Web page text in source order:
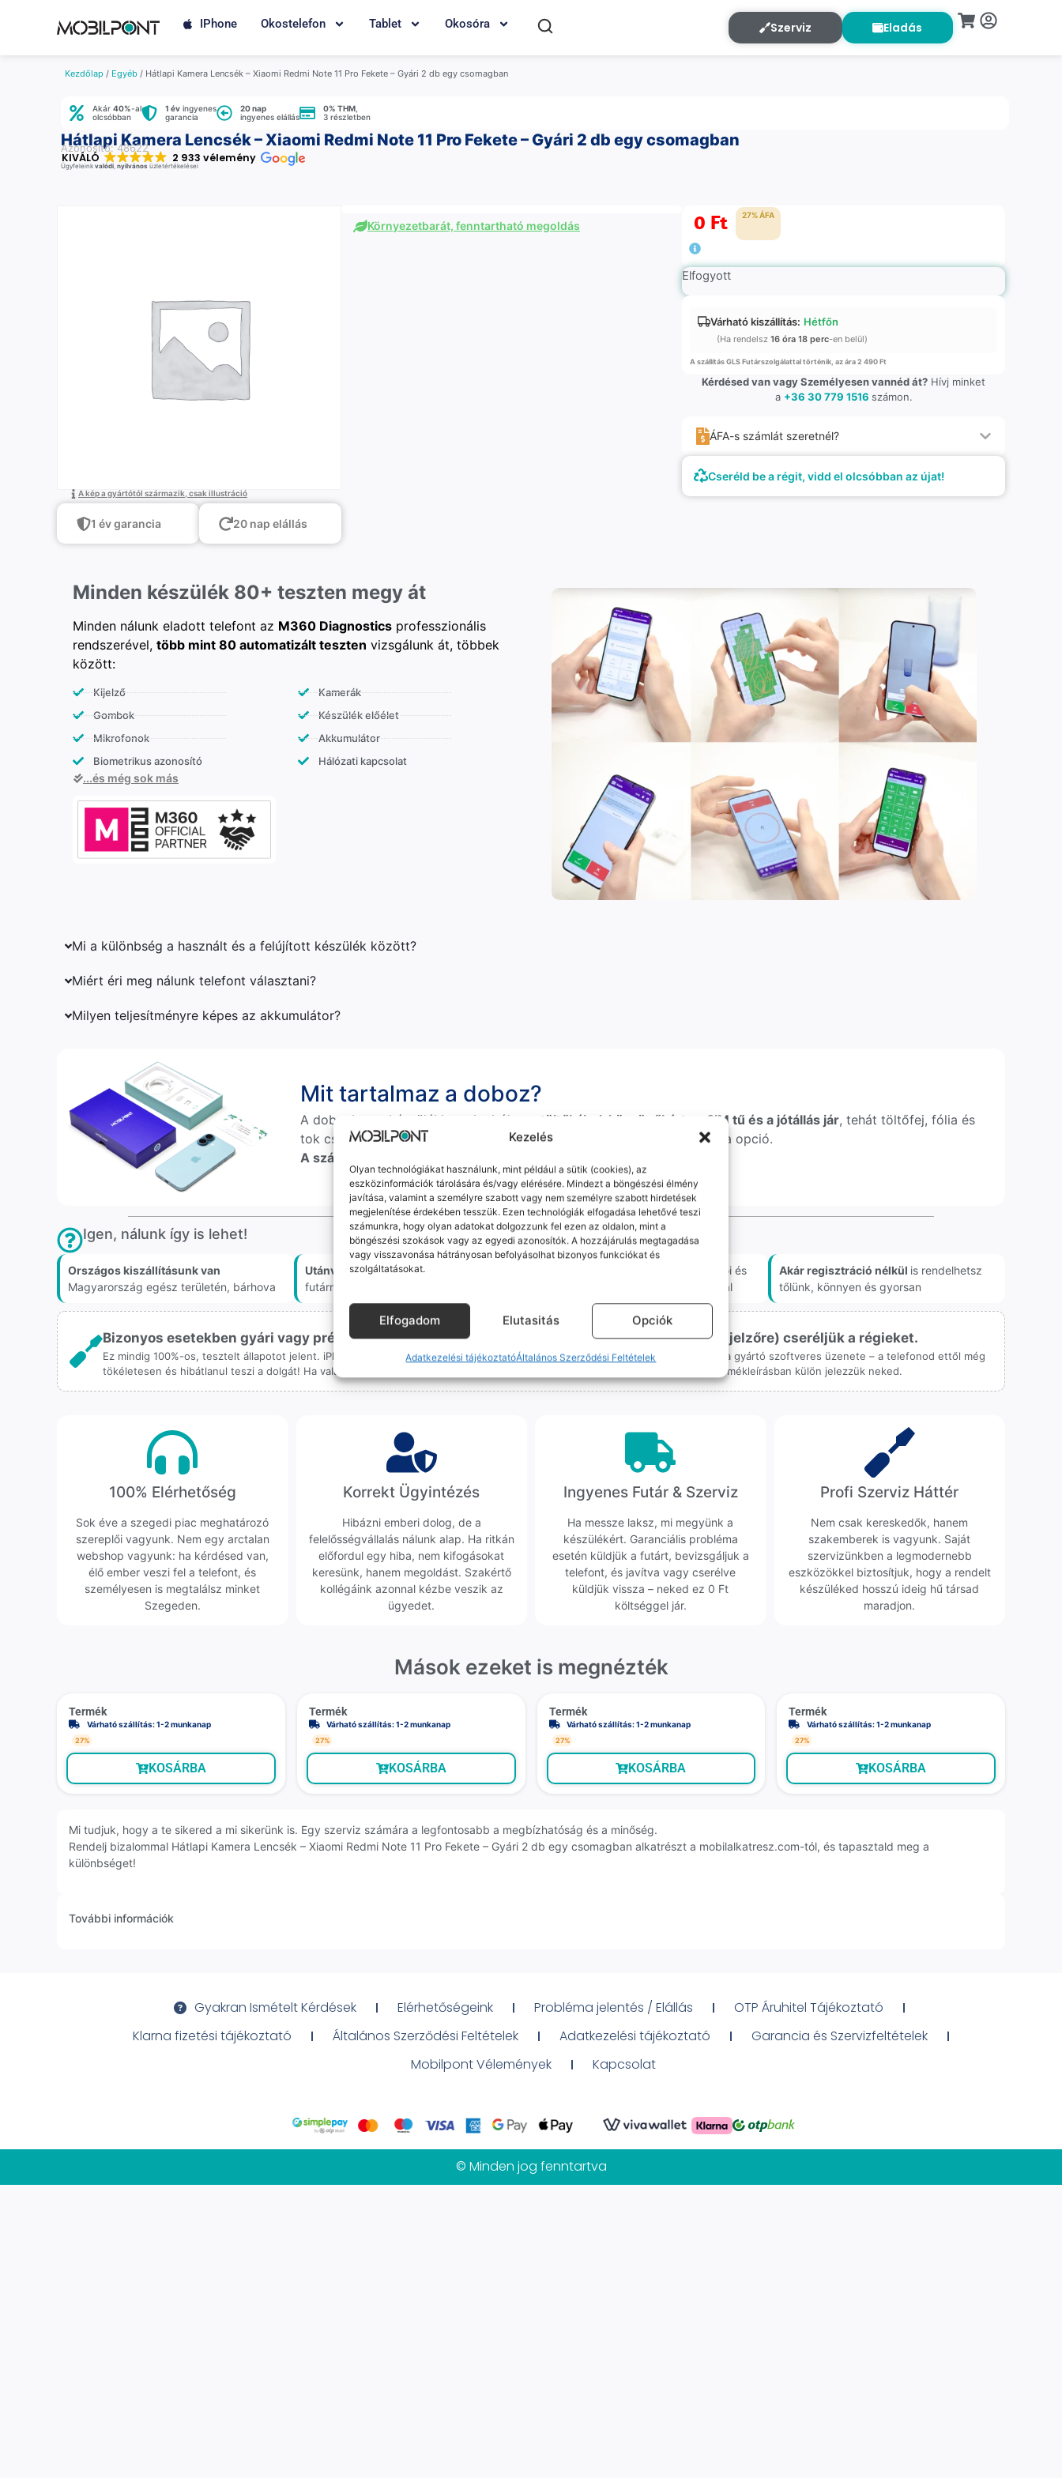
Kezelés
Olyan technológiákat használunk, mint például a sütik (cookies), az
eszközinformációk tárolására és/vagy elérésére. Mindezt a böngészési élmény
javítása, valamint a személyre szabott vagy nem személyre szabott hirdetések
megjelenítése érdekében tesszük. Ezen technológiák elfogadása lehetővé teszi
számunkra, hogy olyan adatokat dolgozzunk fel ezen az oldalon, mint a
böngészési szokások vagy az egyedi azonosítók. A hozzájárulás megtagadása
vagy visszavonása hátrányosan befolyásolhat bizonyos funkciókat és
szolgáltatásokat.
Elfogadom Elutasitás Opciók
Adatkezelési tájékoztatóÁltalános Szerződési Feltételek
IPhone Okostelefon Tablet Okosóra Szerviz Eladás
Kezdőlap / Egyéb / Hátlapi Kamera Lencsék – Xiaomi Redmi Note 11 Pro Fekete – Gyári 2 db egy csomagban
Akár 40%-al
olcsóbban
1 év ingyenes
garancia
20 nap
ingyenes elállás
0% THM
3 részletben
Hátlapi Kamera Lencsék – Xiaomi Redmi Note 11 Pro Fekete – Gyári 2 db egy csomagban
Azonosító: 48622
KIVÁLÓ 2 933 vélemény
Ügyfeleink valódi, nyilvános üzletértékelései
A kép a gyártótól származik, csak illustráció
1 év garancia 20 nap elállás
Környezetbarát, fenntartható megoldás 0 Ft 27% ÁFA
Elfogyott
Várható kiszállítás: Hétfőn
(Ha rendelsz16 óra 18 perc-en belül)
A szállítás GLS Futárszolgálattal történik, az ára 2 490 Ft
Kérdésed van vagy Személyesen vannéd át? Hívj minket
a +36 30 779 1516 számon.
ÁFA-s számlát szeretnél?
Cseréld be a régit, vidd el olcsóbban az újat!
Minden készülék 80+ teszten megy át
Minden nálunk eladott telefont az M360 Diagnostics professzionális
rendszerével, több mint 80 automatizált teszten vizsgálunk át, többek
között:
Kijelző
Gombok
Mikrofonok
Biometrikus azonosító
Kamerák
Készülék előélet
Akkumulátor
Hálózati kapcsolat
...és még sok más
Mi a különbség a használt és a felújított készülék között?
Miért éri meg nálunk telefont választani?
Milyen teljesítményre képes az akkumulátor?
Mit tartalmaz a doboz?
A dobozban a készülékhez alapból egy töltőkábel, köszönőkártya, SIM tű és a jótállás jár, tehát töltőfej, fólia és
tok csak akkor, ha kiválasztja a rendeléskor a termékoldalon, mint extra opció.
A számlát a vásárlásról az ügyfelek emailben kapják.
Igen, nálunk így is lehet!
Országos kiszállításunk van
Magyarország egész területén, bárhova
Utánvét akár készpénzben
futárnál, amikor megérkezik a csomagod
Makói és
Szegedi üzletünkben is akár azonnal
Akár regisztráció nélkül is rendelhetsz
tőlünk, könnyen és gyorsan
Bizonyos esetekben gyári vagy prémium minőségű alkatrészekre (pl. új akkumulátorra vagy kijelzőre) cseréljük a régieket.
Ez mindig 100%-os, tesztelt állapotot jelent. iPhone-oknál előfordulhat az "Ismeretlen alkatrész" jelzés, de ne aggódj, ez csak a gyártó szoftveres üzenete – a telefonod ettől még
tökéletesen és hibátlanul teszi a dolgát! Ha valahol (pl. Samsung S-széria) a gyárinál rosszabb minőségű az alkatrész, azt a termékleírásban külön jelezzük neked.
100% Elérhetőség
Sok éve a szegedi piac meghatározó
szereplői vagyunk. Nem egy arctalan
webshop vagyunk: ha kérdésed van,
élő ember veszi fel a telefont, és
személyesen is megtalálsz minket
Szegeden.
Korrekt Ügyintézés
Hibázni emberi dolog, de a
felelősségvállalás nálunk alap. Ha ritkán
előfordul egy hiba, nem kifogásokat
keresünk, hanem megoldást. Szakértő
kollégáink azonnal kézbe veszik az
ügyedet.
Ingyenes Futár & Szerviz
Ha messze laksz, mi megyünk a
készülékért. Garanciális probléma
esetén küldjük a futárt, bevizsgáljuk a
telefont, és javítva vagy cserélve
küldjük vissza – neked ez 0 Ft
költséggel jár.
Profi Szerviz Háttér
Nem csak kereskedők, hanem
szakemberek is vagyunk. Saját
szervizünkben a legmodernebb
eszközökkel biztosítjuk, hogy a rendelt
készüléked hosszú ideig hű társad
maradjon.
Mások ezeket is megnézték
Termék
Várható szállítás: 1-2 munkanap
27%
KOSÁRBA
Termék
Várható szállítás: 1-2 munkanap
27%
KOSÁRBA
Termék
Várható szállítás: 1-2 munkanap
27%
KOSÁRBA
Termék
Várható szállítás: 1-2 munkanap
27%
KOSÁRBA
Mi tudjuk, hogy a te sikered a mi sikerünk is. Egy szerviz számára a legfontosabb a megbízhatóság és a minőség.
Rendelj bizalommal Hátlapi Kamera Lencsék – Xiaomi Redmi Note 11 Pro Fekete – Gyári 2 db egy csomagban alkatrészt a mobilalkatresz.com-tól, és tapasztald meg a
különbséget!
További információk
Gyakran Ismételt Kérdések Elérhetőségeink Probléma jelentés / Elállás
OTP Áruhitel Tájékoztató
Klarna fizetési tájékoztató
Általános Szerződési Feltételek Adatkezelési tájékoztató
Garancia és Szervizfeltételek
Mobilpont Vélemények
Kapcsolat
© Minden jog fenntartva